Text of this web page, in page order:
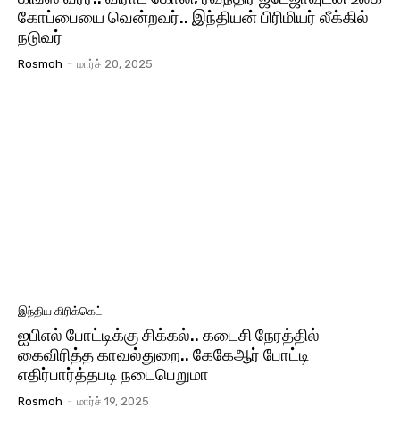
கோப்பையை வென்றவர்.. இந்தியன் பிரிமியர் லீக்கில்
நடுவர்
Rosmoh - மார்ச் 20, 2025
இந்திய கிரிக்கெட்
ஐபிஎல் போட்டிக்கு சிக்கல்.. கடைசி நேரத்தில்
கைவிரித்த காவல்துறை.. கேகேஆர் போட்டி
எதிர்பார்த்தபடி நடைபெறுமா
Rosmoh - மார்ச் 19, 2025